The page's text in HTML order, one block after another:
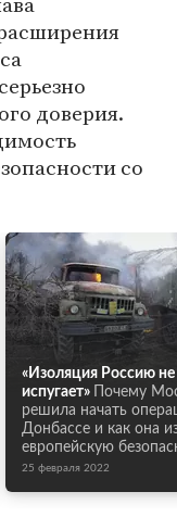
доверия.
со
«Изоляция Россию не
испугает»
Почему
решила начать
Донбассе и как она
европейскую
25 февраля 2022